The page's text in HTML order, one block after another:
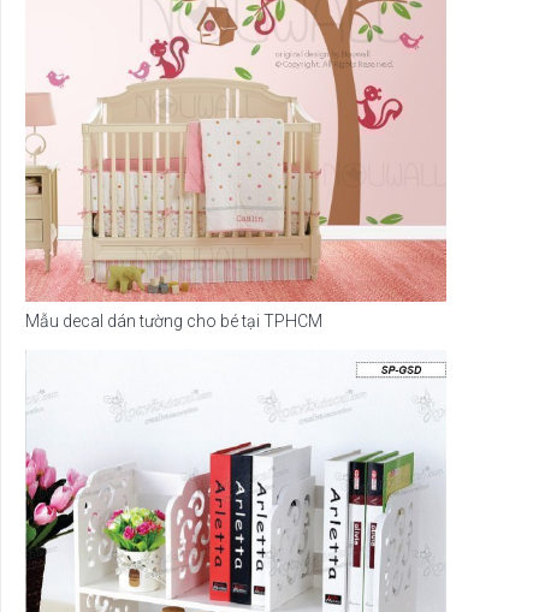
Mẫu decal dán tường cho bé tại TPHCM